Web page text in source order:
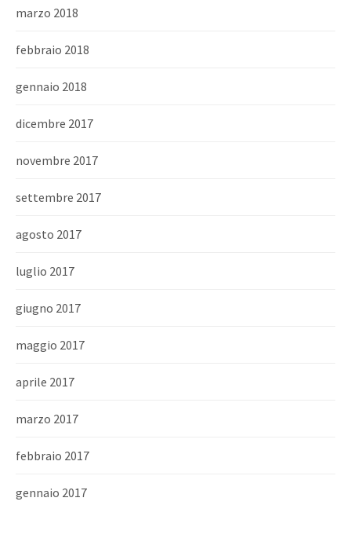
marzo 2018
febbraio 2018
gennaio 2018
dicembre 2017
novembre 2017
settembre 2017
agosto 2017
luglio 2017
giugno 2017
maggio 2017
aprile 2017
marzo 2017
febbraio 2017
gennaio 2017